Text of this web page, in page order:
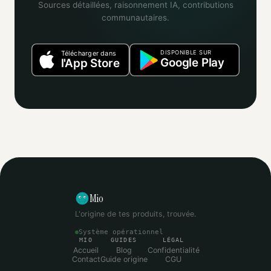
Sources détaillées, raisonnement IA, contributions
communautaires.
Télécharger dans
l'App Store
DISPONIBLE SUR
Google Play
Mio
L'origine de tes produits, trouvée.
Système opérationnel
MIO
Accueil
Contact
GUIDES
Blog
Guide origine
LÉGAL
Confidentialité
CGU